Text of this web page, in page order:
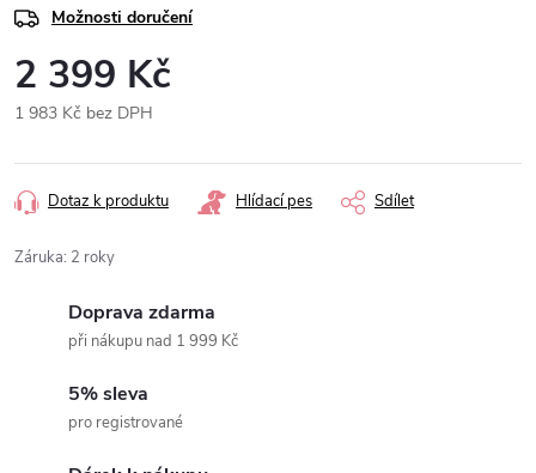
Možnosti doručení
2 399 Kč
1 983 Kč bez DPH
cena:
Dotaz k produktu Hlídací pes Sdílet
Záruka: 2 roky
Doprava zdarma
při nákupu nad 1 999 Kč
5% sleva
pro registrované